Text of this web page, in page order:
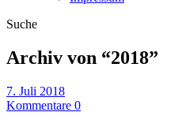
Suche
Archiv von “2018”
7. Juli 2018
Kommentare 0